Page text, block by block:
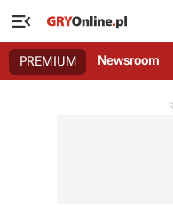

PREMIUM Newsroom